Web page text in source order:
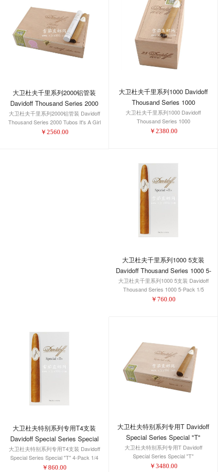
大卫杜夫千里系列2000铝管装
Davidoff Thousand Series 2000
Tubos It's A Girl
大卫杜夫千里系列2000铝管装 Davidoff
Thousand Series 2000 Tubos It's A Girl
￥ 2560.00
大卫杜夫千里系列1000 Davidoff
Thousand Series 1000
大卫杜夫千里系列1000 Davidoff
Thousand Series 1000
￥ 2380.00
大卫杜夫千里系列1000 5支装
Davidoff Thousand Series 1000 5-
Pack 1/5
大卫杜夫千里系列1000 5支装 Davidoff
Thousand Series 1000 5-Pack 1/5
￥ 760.00
大卫杜夫特别系列专用T4支装
Davidoff Special Series Special
"T" 4-Pack 1/4
大卫杜夫特别系列专用T4支装 Davidoff
Special Series Special "T" 4-Pack 1/4
￥ 860.00
大卫杜夫特别系列专用T Davidoff
Special Series Special "T"
大卫杜夫特别系列专用T Davidoff
Special Series Special "T"
￥ 3480.00